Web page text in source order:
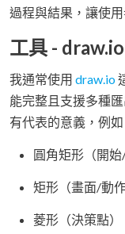
過程與結果，讓使
工具 - draw.io
我通常使用 draw.io
能完整且支援多種
有代表的意義，例如
圓角矩形（開
矩形（畫面/動
菱形（決策點